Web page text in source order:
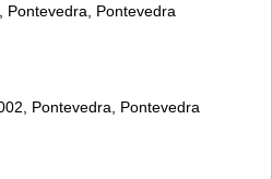
Pontevedra, Pontevedra
Pontevedra, Pontevedra